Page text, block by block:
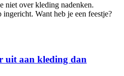
niet over kleding nadenken.
Want heb je een feestje?
uit aan kleding dan